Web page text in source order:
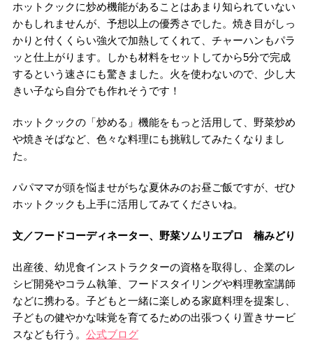
ホットクックに炒め機能があることはあまり知られていない
かもしれませんが、予想以上の優秀さでした。焼き目がしっ
かりと付くくらい強火で加熱してくれて、チャーハンもパラ
ッと仕上がります。しかも材料をセットしてから5分で完成
するという速さにも驚きました。火を使わないので、少し大
きい子なら自分でも作れそうです！
ホットクックの「炒める」機能をもっと活用して、野菜炒め
や焼きそばなど、色々な料理にも挑戦してみたくなりまし
た。
パパママが頭を悩ませがちな夏休みのお昼ご飯ですが、ぜひ
ホットクックも上手に活用してみてくださいね。
文／フードコーディネーター、野菜ソムリエプロ 楠みどり
出産後、幼児食インストラクターの資格を取得し、企業のレ
シピ開発やコラム執筆、フードスタイリングや料理教室講師
などに携わる。子どもと一緒に楽しめる家庭料理を提案し、
子どもの健やかな味覚を育てるための出張つくり置きサービ
スなども行う。 公式ブログ